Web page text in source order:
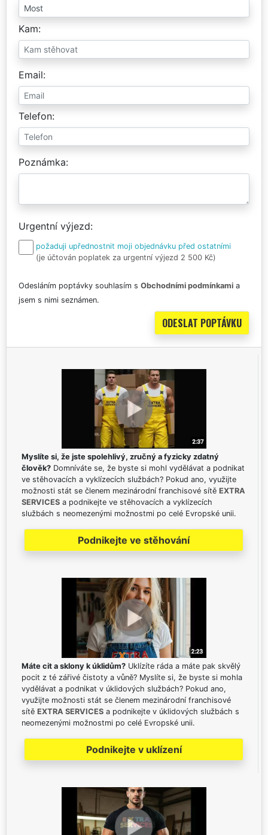
Kam
Email
Telefon
Poznámka
Urgentní výjezd
požaduji upřednostnit moji objednávku před ostatními
(je účtován poplatek za urgentní výjezd 2 500 Kč)
Odesláním poptávky souhlasím s Obchodními podmínkami a
jsem s nimi seznámen.
Myslíte si, že jste spolehlivý, zručný a fyzicky zdatný
člověk? Domníváte se, že byste si mohl vydělávat a podnikat
ve stěhovacích a vyklízecích službách? Pokud ano, využijte
možnosti stát se členem mezinárodní franchisové sítě EXTRA
SERVICES a podnikejte ve stěhovacích a vyklízecích
službách s neomezenými možnostmi po celé Evropské unii.
Podnikejte ve stěhování
Máte cit a sklony k úklidům? Uklízíte ráda a máte pak skvělý
pocit z té zářivé čistoty a vůně? Myslíte si, že byste si mohla
vydělávat a podnikat v úklidových službách? Pokud ano,
využijte možnosti stát se členem mezinárodní franchisové
sítě EXTRA SERVICES a podnikejte v úklidových službách s
neomezenými možnostmi po celé Evropské unii.
Podnikejte v uklízení